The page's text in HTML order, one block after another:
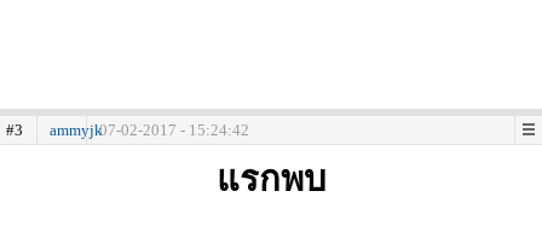
#3 ammyjk07-02-2017 - 15:24:42
แรกพบ